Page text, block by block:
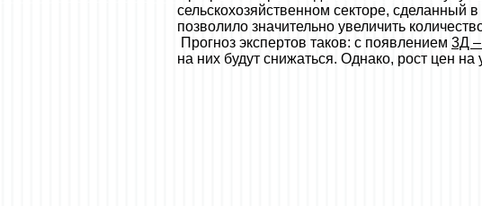
сельскохозяйственном секторе, сделанный
позволило значительно увеличить
Прогноз экспертов таков: с появлением 3Д
на них будут снижаться. Однако, рост цен